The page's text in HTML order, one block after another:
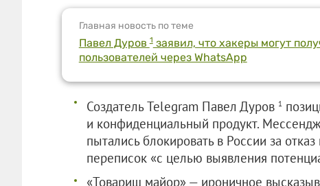
Главная новость по теме
Павел Дуров1заявил, что хакеры могут
пользователей через WhatsApp
Создатель Telegram Павел Дуров 1
и конфиденциальный продукт.
пытались блокировать в России за
переписок «с целью выявления
«Товарищ майор» — ироничное